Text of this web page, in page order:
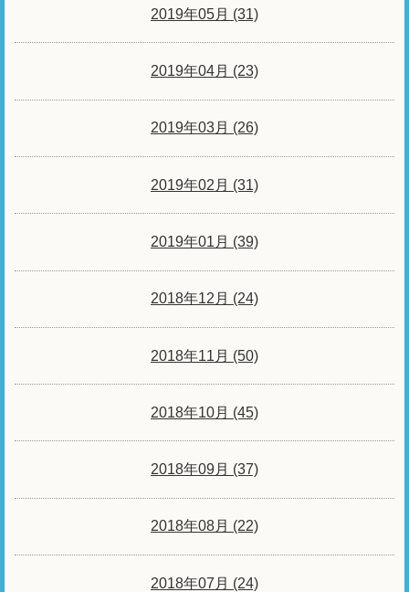
2019年05月 (31)
2019年04月 (23)
2019年03月 (26)
2019年02月 (31)
2019年01月 (39)
2018年12月 (24)
2018年11月 (50)
2018年10月 (45)
2018年09月 (37)
2018年08月 (22)
2018年07月 (24)